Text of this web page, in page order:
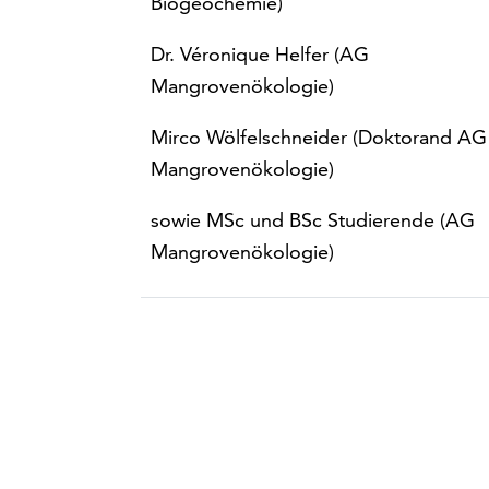
Dr. Véronique Helfer (AG
Mangrovenökologie)
Mirco Wölfelschneider (Doktorand AG
Mangrovenökologie)
sowie MSc und BSc Studierende (AG
Mangrovenökologie)